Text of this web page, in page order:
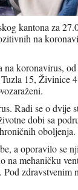
kantona za
na
koronavirus,
15, Živinice
Radi se o dvije
dobi sa
oboljenja.
a oporavilo se
na mehaničku
zdravstvenim